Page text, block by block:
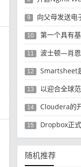
9 向父母发送电子邮件通知
10 第一个具有基础
11 波士顿—肖恩·普赖斯花
12 Smartsheet是总部
13 以迎合全球范围内在
14 Cloudera的开源Apache
15 Dropbox正式​​采用了
随机推荐